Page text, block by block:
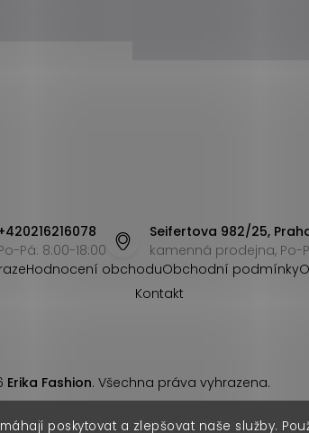
poskytovat a zlepšovat naše služby.
Pá: 8:00-18:00
Seifertova 982/25,
kamenná prodejna, Po-
Hodnocení obchoduObchodní podmínky
Kontakt
Erika Fashion. Všechna práva vyhrazena.